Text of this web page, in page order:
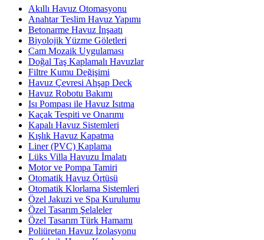
Akıllı Havuz Otomasyonu
Anahtar Teslim Havuz Yapımı
Betonarme Havuz İnşaatı
Biyolojik Yüzme Göletleri
Cam Mozaik Uygulaması
Doğal Taş Kaplamalı Havuzlar
Filtre Kumu Değişimi
Havuz Çevresi Ahşap Deck
Havuz Robotu Bakımı
Isı Pompası ile Havuz Isıtma
Kaçak Tespiti ve Onarımı
Kapalı Havuz Sistemleri
Kışlık Havuz Kapatma
Liner (PVC) Kaplama
Lüks Villa Havuzu İmalatı
Motor ve Pompa Tamiri
Otomatik Havuz Örtüsü
Otomatik Klorlama Sistemleri
Özel Jakuzi ve Spa Kurulumu
Özel Tasarım Şelaleler
Özel Tasarım Türk Hamamı
Poliüretan Havuz İzolasyonu